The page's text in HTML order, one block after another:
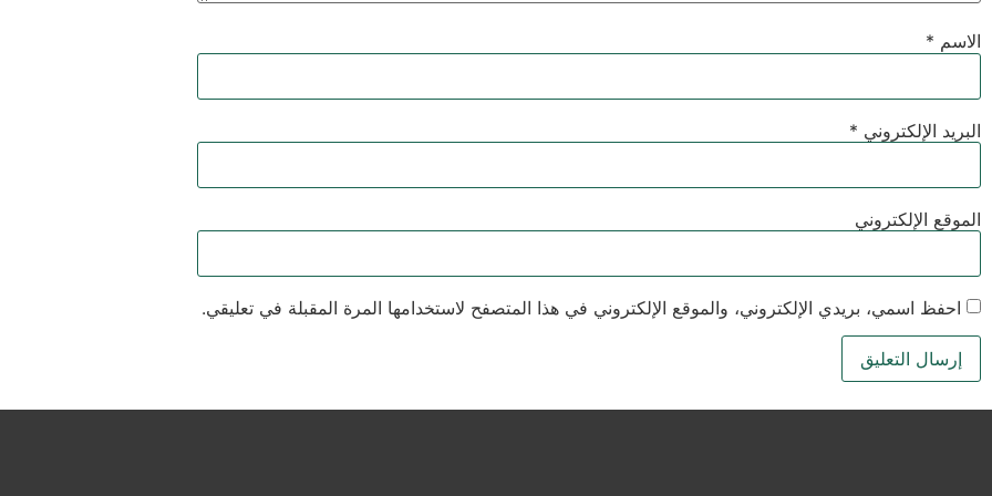
الاسم *
البريد الإلكتروني *
الموقع الإلكتروني
احفظ اسمي، بريدي الإلكتروني، والموقع الإلكتروني في هذا المتصفح لاستخدامها المرة المقبلة في تعليقي.